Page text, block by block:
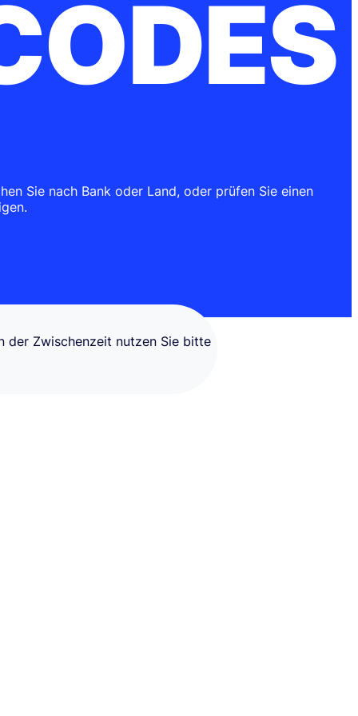
Sie nach Bank oder Land, oder prüfen Sie einen
der Zwischenzeit nutzen Sie bitte